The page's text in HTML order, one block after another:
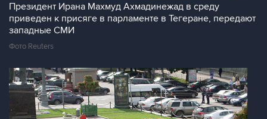
Президент Ирана Махмуд Ахмадинежад в среду
приведен к присяге в парламенте в Тегеране, передают
западные СМИ
Фото Reuters